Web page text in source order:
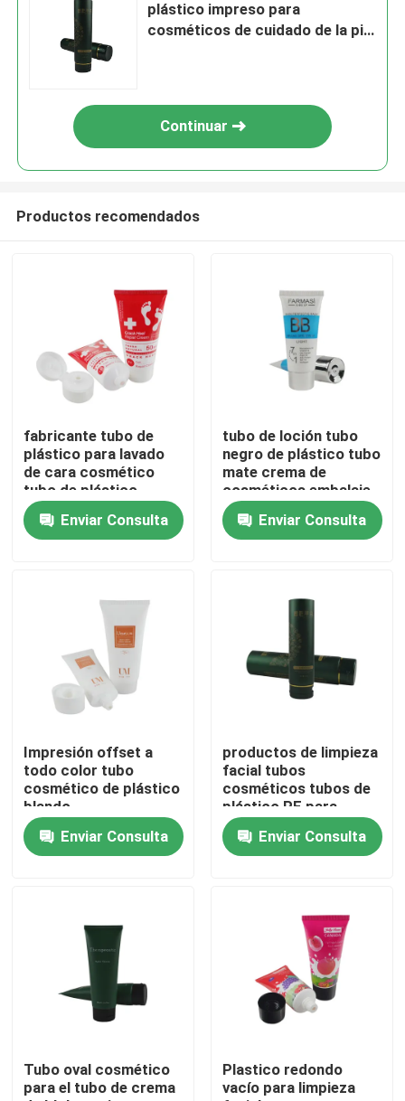
Sobre nosotros
Recorrido por la fábrica
Control de calidad
Tubo cosmético
tubo cosmético vacío
plástico impreso para
cosméticos de cuidado de la piel
Continuar
Productos recomendados
fabricante tubo de
plástico para lavado
de cara cosmético
tubo de plástico
blando vacío embalaje
envasado envasado
envasado envasado
Enviar Consulta
tubo de loción tubo
negro de plástico tubo
mate crema de
cosméticos embalaje
tubo PE con tapa de
dobleEnviar Consulta
Impresión offset a
todo color tubo
cosmético de plástico
blando
Enviar Consulta
productos de limpieza
facial tubos
cosméticos tubos de
plástico PE para
cosméticos cuidado
de la piel comprimir
tubos cosméticos
Enviar Consulta
Tubo oval cosmético
para el tubo de crema
Plastico redondo
vacío para limpieza